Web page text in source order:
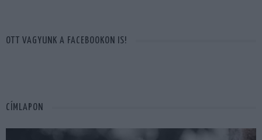
OTT VAGYUNK A FACEBOOKON IS!
CÍMLAPON